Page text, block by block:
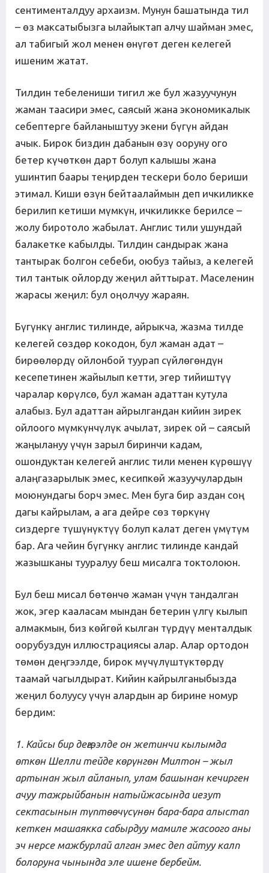
сентименталдуу архаизм. Мунун башатында тил
– өз максатыбызга ылайыктап алчу шайман эмес,
ал табигый жол менен өнүгөт деген келегей
ишеним жатат.
Тилдин тебелениши тигил же бул жазуучунун
жаман таасири эмес, саясый жана экономикалык
себептерге байланыштуу экени бүгүн айдан
ачык. Бирок биздин дабанын өзү ооруну ого
бетер күчөткөн дарт болуп калышы жана
ушинтип баары теңирден тескери боло бериши
этимал. Киши өзүн бейтаалаймын деп ичкиликке
берилип кетиши мүмкүн, ичкиликке берилсе –
жолу биротоло жабылат. Англис тили ушундай
балакетке кабылды. Тилдин сандырак жана
тантырак болгон себеби, оюбуз тайыз, а келегей
тил тантык ойлорду жеңил айттырат. Маселенин
жарасы жеңил: бул оңолчуу жараян.
Бүгүнкү англис тилинде, айрыкча, жазма тилде
келегей сөздөр кокодон, бул жаман адат –
бирөөлөрдү ойлонбой туурап сүйлөгөндүн
кесепетинен жайылып кетти, эгер тийиштүү
чаралар көрүлсө, бул жаман адаттан кутула
алабыз. Бул адаттан айрылгандан кийин зирек
ойлоого мүмкүнчүлүк ачылат, зирек ой – саясый
жаңылануу үчүн зарыл биринчи кадам,
ошондуктан келегей англис тили менен күрөшүү
алаңгазарылык эмес, кесипкөй жазуучулардын
моюнундагы борч эмес. Мен буга бир аздан соң
дагы кайрылам, а ага дейре сөз төркүнү
сиздерге түшүнүктүү болуп калат деген үмүтүм
бар. Ага чейин бүгүнкү англис тилинде кандай
жазышканы тууралуу беш мисалга токтолоюн.
Бул беш мисал бөтөнчө жаман үчүн тандалган
жок, эгер кааласам мындан бетерин үлгү кылып
алмакмын, биз көйгөй кылган түрдүү менталдык
оорубуздун иллюстрациясы алар. Алар ортодон
төмөн деңгээлде, бирок мүчүлүштүктөрдү
таамай чагылдырат. Кийин кайрылганыбызда
жеңил болуусу үчүн алардын ар бирине номур
бердим:
1. Кайсы бир деңгээлде он жетинчи кылымда
өткөн Шелли тейде көрүнгөн Милтон – жыл
артынан жыл айланып, улам башынан кечирген
ачуу тажрыйбанын натыйжасында иезут
сектасынын түптөөчүсүнөн бара-бара алыстап
кеткен машаякка сабырдуу мамиле жасоого аны
эч нерсе мажбурлай алган эмес деп айтуу калп
болоруна чынында эле ишене бербейм.